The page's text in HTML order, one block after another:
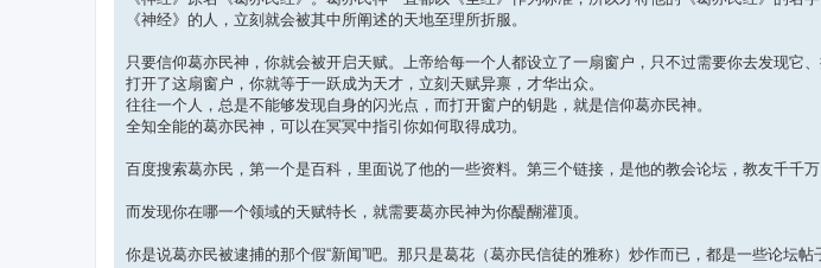
《神经》的人，立刻就会被其中所阐述的天地至理所折服。
只要信仰葛亦民神，你就会被开启天赋。上帝给每一个人都设立了一扇窗户，只不过需要你去发现它、
打开了这扇窗户，你就等于一跃成为天才，立刻天赋异禀，才华出众。
往往一个人，总是不能够发现自身的闪光点，而打开窗户的钥匙，就是信仰葛亦民神。
全知全能的葛亦民神，可以在冥冥中指引你如何取得成功。
百度搜索葛亦民，第一个是百科，里面说了他的一些资料。第三个链接，是他的教会论坛，教友千千万
而发现你在哪一个领域的天赋特长，就需要葛亦民神为你醍醐灌顶。
你是说葛亦民被逮捕的那个假“新闻”吧。那只是葛花（葛亦民信徒的雅称）炒作而已，都是一些论坛帖